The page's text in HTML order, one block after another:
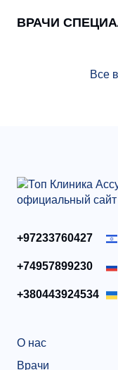
ВРАЧИ
Все
+97233760427
+74957899230
+380443924534
О нас
Врачи